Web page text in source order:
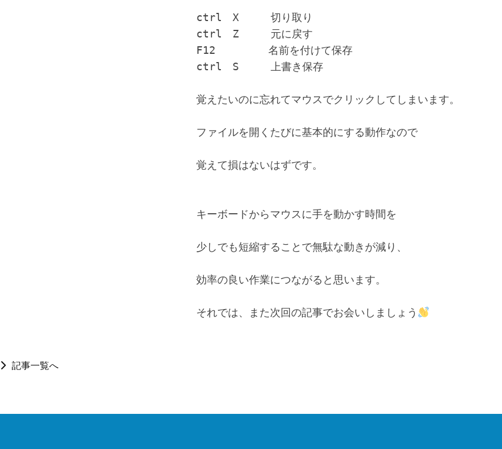
ctrl　X　　　切り取り
ctrl　Z　　　元に戻す
F12　　　　　名前を付けて保存
ctrl　S　　　上書き保存
覚えたいのに忘れてマウスでクリックしてしまいます。
ファイルを開くたびに基本的にする動作なので
覚えて損はないはずです。
キーボードからマウスに手を動かす時間を
少しでも短縮することで無駄な動きが減り、
効率の良い作業につながると思います。
それでは、また次回の記事でお会いしましょう
記事一覧へ